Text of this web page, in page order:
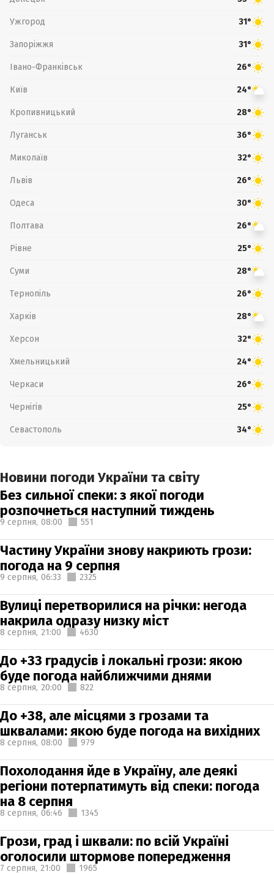
Ужгород 31°
Запоріжжя 31°
Івано-Франківськ 26°
Київ 24°
Кропивницький 28°
Луганськ 36°
Миколаїв 32°
Львів 26°
Одеса 30°
Полтава 26°
Рівне 25°
Суми 28°
Тернопіль 26°
Харків 28°
Херсон 32°
Хмельницький 24°
Черкаси 26°
Чернігів 25°
Севастополь 34°
Новини погоди України та світу
Без сильної спеки: з якої погоди
розпочнеться наступний тиждень
9 серпня, 08:00 551
Частину України знову накриють грози:
погода на 9 серпня
9 серпня, 06:33 2325
Вулиці перетворилися на річки: негода
накрила одразу низку міст
8 серпня, 21:00 4630
До +33 градусів і локальні грози: якою
буде погода найближчими днями
8 серпня, 20:00 822
До +38, але місцями з грозами та
шквалами: якою буде погода на вихідних
8 серпня, 08:00 979
Похолодання йде в Україну, але деякі
регіони потерпатимуть від спеки: погода
на 8 серпня
8 серпня, 06:46 1345
Грози, град і шквали: по всій Україні
оголосили штормове попередження
7 серпня, 21:00 1965